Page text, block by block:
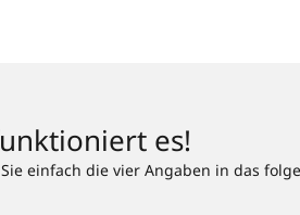
es!
einfach die vier Angaben in das